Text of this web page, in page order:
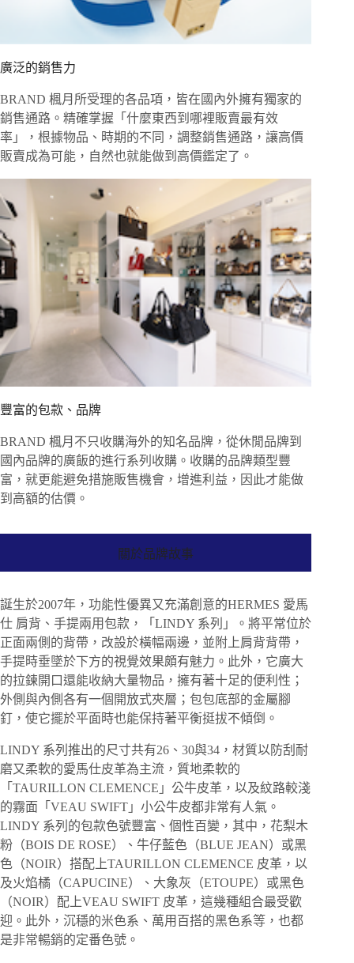
廣泛的銷售力
BRAND 楓月所受理的各品項，皆在國內外擁有獨家的
銷售通路。精確掌握「什麼東西到哪裡販賣最有效
率」，根據物品、時期的不同，調整銷售通路，讓高價
販賣成為可能，自然也就能做到高價鑑定了。
豐富的包款、品牌
BRAND 楓月不只收購海外的知名品牌，從休閒品牌到
國內品牌的廣飯的進行系列收購。收購的品牌類型豐
富，就更能避免措施販售機會，增進利益，因此才能做
到高額的估價。
關於品牌故事
誕生於2007年，功能性優異又充滿創意的HERMES 愛馬
仕 肩背、手提兩用包款，「LINDY 系列」。將平常位於
正面兩側的背帶，改設於橫幅兩邊，並附上肩背背帶，
手提時垂墜於下方的視覺效果頗有魅力。此外，它廣大
的拉鍊開口還能收納大量物品，擁有著十足的便利性；
外側與內側各有一個開放式夾層；包包底部的金屬腳
釘，使它擺於平面時也能保持著平衡挺拔不傾倒。
LINDY 系列推出的尺寸共有26、30與34，材質以防刮耐
磨又柔軟的愛馬仕皮革為主流，質地柔軟的
「TAURILLON CLEMENCE」公牛皮革，以及紋路較淺
的霧面「VEAU SWIFT」小公牛皮都非常有人氣。
LINDY 系列的包款色號豐富、個性百變，其中，花梨木
粉（BOIS DE ROSE）、牛仔藍色（BLUE JEAN）或黑
色（NOIR）搭配上TAURILLON CLEMENCE 皮革，以
及火焰橘（CAPUCINE）、大象灰（ETOUPE）或黑色
（NOIR）配上VEAU SWIFT 皮革，這幾種組合最受歡
迎。此外，沉穩的米色系、萬用百搭的黑色系等，也都
是非常暢銷的定番色號。